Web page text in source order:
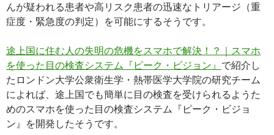
んが疑われる患者や高リスク患者の迅速なトリアージ（重
症度・緊急度の判定）を可能にするそうです。
途上国に住む人の失明の危機をスマホで解決！？｜スマホ
を使った目の検査システム『ピーク・ビジョン』 で紹介し
たロンドン大学公衆衛生学・熱帯医学大学院の研究チーム
によれば、途上国でも簡単に目の検査を受けられるようた
めのスマホを使った目の検査システム『ピーク・ビジョ
ン』を開発したそうです。